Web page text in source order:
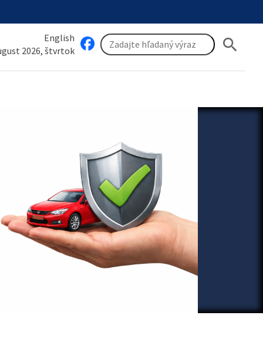
English
2026, štvrtok
search